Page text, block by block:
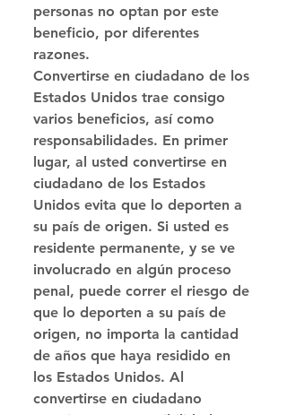
personas no optan por este
beneficio, por diferentes
razones.
Convertirse en ciudadano de los
Estados Unidos trae consigo
varios beneficios, así como
responsabilidades. En primer
lugar, al usted convertirse en
ciudadano de los Estados
Unidos evita que lo deporten a
su país de origen. Si usted es
residente permanente, y se ve
involucrado en algún proceso
penal, puede correr el riesgo de
que lo deporten a su país de
origen, no importa la cantidad
de años que haya residido en
los Estados Unidos. Al
convertirse en ciudadano